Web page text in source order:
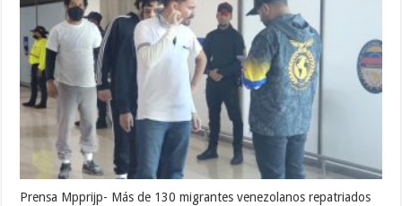
Prensa Mpprijp- Más de 130 migrantes venezolanos repatriados